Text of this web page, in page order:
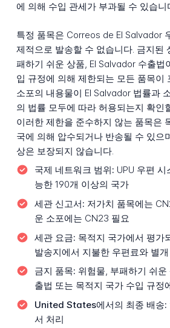
에 의해 수입 관세가 부과될 수 있습니
특정 품목은 Correos de El Salvador
제적으로 발송할 수 없습니다. 금지된
패하기 쉬운 상품, El Salvador 수출법
입 규정에 의해 제한되는 모든 품목이
소포의 내용물이 El Salvador 법률과
의 법률 모두에 따라 허용되는지 확인
이러한 제한을 준수하지 않는 품목은
국에 의해 압수되거나 반송될 수 있으
상은 보장되지 않습니다.
국제 네트워크 범위: UPU 우편
능한 190개 이상의 국가
세관 신고서: 저가치 품목에는
운 소포에는 CN23 필요
세관 요금: 목적지 국가에서 평가
발송지에서 지불한 우편료와 별개
금지 품목: 위험물, 부패하기 쉬
출법 또는 목적지 국가 수입 규정
United States에서의 최종 배송:
서 처리